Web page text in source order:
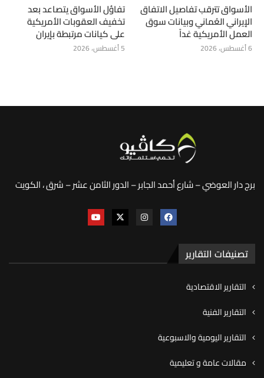
الأسواق تترقب تفاصيل الاتفاق
الإيراني العُماني وبيانات سوق
العمل الأمريكية غداً
6 أغسطس، 2026
تفاؤل الأسواق يتصاعد بعد
تخفيف العقوبات الأمريكية
على كيانات مرتبطة بإيران
5 أغسطس، 2026
برج دار العوضي – شارع أحمد الجابر – الدور الثامن عشر – شرق ، الكويت
تصنيفات التقارير
التقارير الاقتصادية
التقارير الفنية
التقارير اليومية والاسبوعية
مقالات عامة و تعليمية